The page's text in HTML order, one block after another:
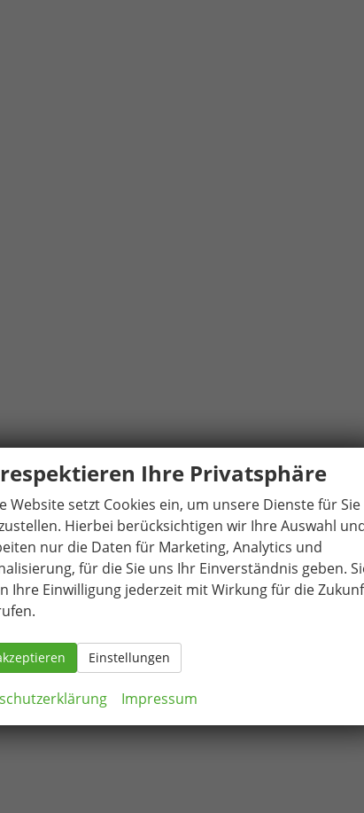
Ihre Privatsphäre
Website setzt Cookies ein, um unsere Dienste für Sie
Hierbei berücksichtigen wir Ihre Auswahl
nur die Daten für Marketing, Analytics und
für die Sie uns Ihr Einverständnis geben.
Ihre Einwilligung jederzeit mit Wirkung für die
Einstellungen
Impressum